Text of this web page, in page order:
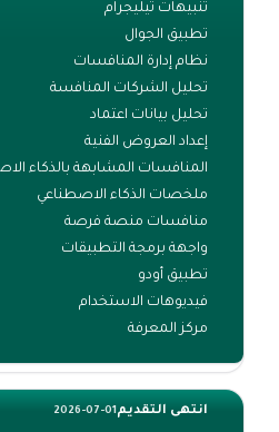
تنبيهات تيليجرام
تطبيق الجوال
نظام إدارة المنافسات
تحليل الشركات المنافسة
تحليل بيانات اعتماد
إعداد العروض الفنية
المنافسات المشابهة بالذكاء
ملخصات الذكاء الاصطناعي
منافسات منصة فرصة
واجهة برمجة التطبيقات
تطبيق أودو
فيديوهات الاستخدام
مركز المعرفة
انتهى التقديم2026-07-01